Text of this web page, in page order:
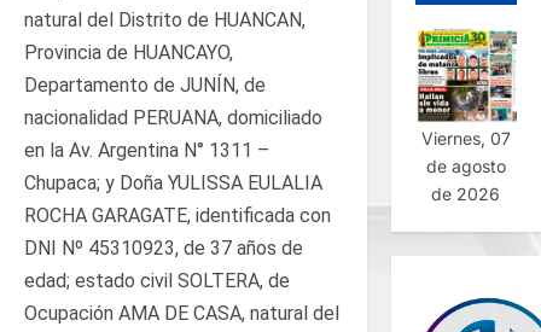
natural del Distrito de HUANCAN,
Provincia de HUANCAYO,
Departamento de JUNÍN, de
nacionalidad PERUANA, domiciliado
en la Av. Argentina N° 1311 –
Chupaca; y Doña YULISSA EULALIA
ROCHA GARAGATE, identificada con
DNI Nº 45310923, de 37 años de
edad; estado civil SOLTERA, de
Ocupación AMA DE CASA, natural del
Viernes, 07
de agosto
de 2026